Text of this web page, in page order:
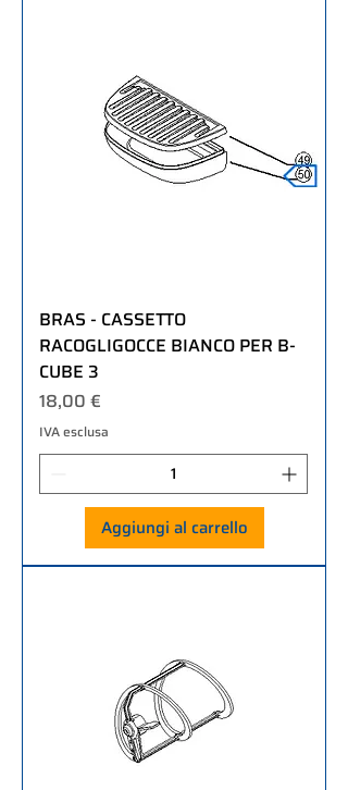
BRAS - CASSETTO
RACOGLIGOCCE BIANCO PER B-
CUBE 3
Prezzo
18,00 €
IVA esclusa
Aggiungi al carrello